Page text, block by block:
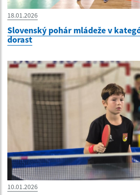
18.01.2026
Slovenský pohár mládeže v
dorast
10.01.2026